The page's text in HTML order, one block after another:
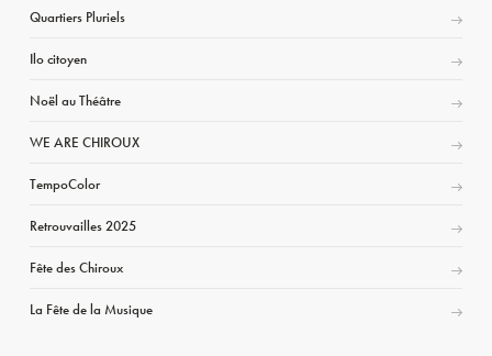
Quartiers Pluriels
Ilo citoyen
Noël au Théâtre
WE ARE CHIROUX
TempoColor
Retrouvailles 2025
Fête des Chiroux
La Fête de la Musique